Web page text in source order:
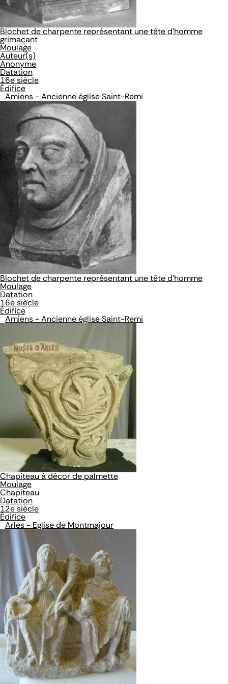
Blochet de charpente représentant une tête d'homme
grimaçant
Moulage
Auteur(s)
Anonyme
Datation
16e siècle
Édifice
Amiens - Ancienne église Saint-Remi
Blochet de charpente représentant une tête d'homme
Moulage
Datation
16e siècle
Édifice
Amiens - Ancienne église Saint-Remi
Chapiteau à décor de palmette
Moulage
Chapiteau
Datation
12e siècle
Édifice
Arles - Eglise de Montmajour